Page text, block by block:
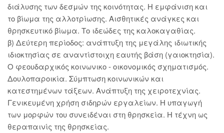
διάλυσης των δεσμών της κοινότητας. Η εμφάνιση και
το βίωμα της αλλοτρίωσης. Αισθητικές ανάγκες και
θρησκευτικό βίωμα. Το ιδεώδες της καλοκαγαθίας.
β) Δεύτερη περίοδος: ανάπτυξη της μεγάλης ιδιωτικής
ιδιοκτησίας σε αναντίστοιχη εαυτής βάση (γαιοκτησία).
Ο φεουδαρχικός κοινωνικο - οικονομικός σχηματισμός.
Δουλοπαροικία. Σύμπτωση κοινωνικών και
κατεστημένων τάξεων. Ανάπτυξη της χειροτεχνίας.
Γενικευμένη χρήση σιδηρών εργαλείων. Η υπαγωγή
των μορφών του συνειδέναι στη θρησκεία. Η τέχνη ως
θεραπαινίς της θρησκείας.